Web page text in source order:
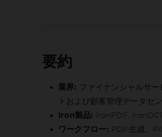
要約
業界: ファイナンシャルサ
トおよび顧客管理データセ
Iron製品: IronPDF,
ワークフロー: PDF生成、